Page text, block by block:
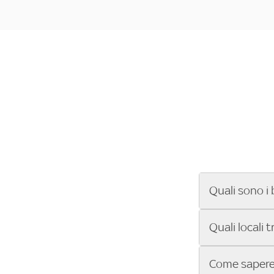
Quali sono i
Se cerchi un
ENILIVE, la
Sky Bar ti
Quali locali
Vuoi sapere
Come